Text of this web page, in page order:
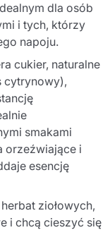
dla osób
i tych, którzy
napoju.
cukier, naturalne
cytrynowy),
smakami
orzeźwiające i
esencję
ziołowych,
i chcą cieszyć się